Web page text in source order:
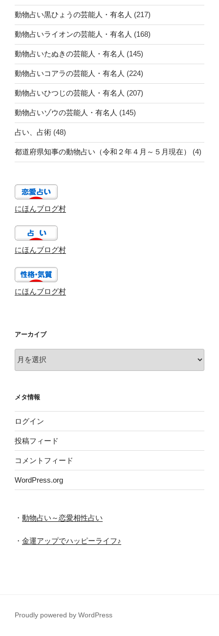
動物占い黒ひょうの芸能人・有名人 (217)
動物占いライオンの芸能人・有名人 (168)
動物占いたぬきの芸能人・有名人 (145)
動物占いコアラの芸能人・有名人 (224)
動物占いひつじの芸能人・有名人 (207)
動物占いゾウの芸能人・有名人 (145)
占い、占術 (48)
都道府県知事の動物占い（令和２年４月～５月現在） (4)
にほんブログ村
にほんブログ村
にほんブログ村
アーカイブ
ー
ブ
メタ情報
ログイン
投稿フィード
コメントフィード
WordPress.org
・ 動物占い～恋愛相性占い
・ 金運アップでハッピーライフ♪
Proudly powered by WordPress